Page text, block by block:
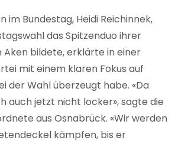
im Bundestag, Heidi Reichinnek,
das Spitzenduo ihrer
Aken bildete, erklärte in einer
mit einem klaren Fokus auf
der Wahl überzeugt habe. «Da
auch jetzt nicht locker», sagte die
aus Osnabrück. «Wir werden
kämpfen, bis er